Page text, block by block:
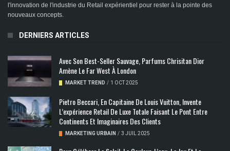
l'innovation de l'industrie du Retail expérientiel pour rester à la pointe des
nouveaux concepts.
DERNIERS ARTICLES
Avec Son Best-Seller Sauvage, Parfums Chrisitan Dior
Amène Le Far West À London
MARKET TREND / 1 OCT 2025
Pietro Beccari, En Capitaine De Louis Vuitton, Invente
L’expérience Retail De Luxe Totale Faisant Le Pont Entre
Continents Et Imaginaires Des Clients
MARKETING URBAIN / 3 JUIL 2025